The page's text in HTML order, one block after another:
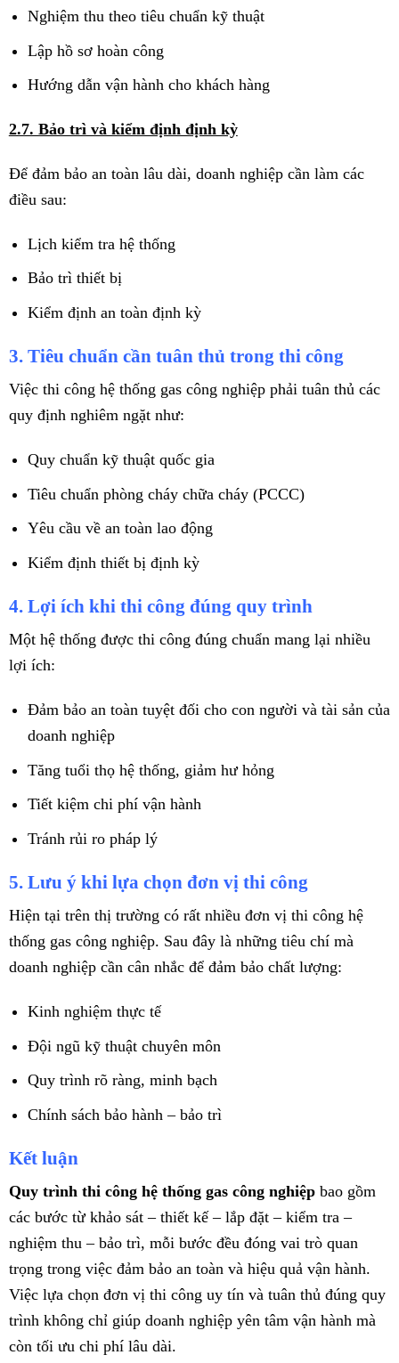
Nghiệm thu theo tiêu chuẩn kỹ thuật
Lập hồ sơ hoàn công
Hướng dẫn vận hành cho khách hàng
2.7. Bảo trì và kiểm định định kỳ
Để đảm bảo an toàn lâu dài, doanh nghiệp cần làm các
điều sau:
Lịch kiểm tra hệ thống
Bảo trì thiết bị
Kiểm định an toàn định kỳ
3. Tiêu chuẩn cần tuân thủ trong thi công
Việc thi công hệ thống gas công nghiệp phải tuân thủ các
quy định nghiêm ngặt như:
Quy chuẩn kỹ thuật quốc gia
Tiêu chuẩn phòng cháy chữa cháy (PCCC)
Yêu cầu về an toàn lao động
Kiểm định thiết bị định kỳ
4. Lợi ích khi thi công đúng quy trình
Một hệ thống được thi công đúng chuẩn mang lại nhiều
lợi ích:
Đảm bảo an toàn tuyệt đối cho con người và tài sản của
doanh nghiệp
Tăng tuổi thọ hệ thống, giảm hư hỏng
Tiết kiệm chi phí vận hành
Tránh rủi ro pháp lý
5. Lưu ý khi lựa chọn đơn vị thi công
Hiện tại trên thị trường có rất nhiều đơn vị thi công hệ
thống gas công nghiệp. Sau đây là những tiêu chí mà
doanh nghiệp cần cân nhắc để đảm bảo chất lượng:
Kinh nghiệm thực tế
Đội ngũ kỹ thuật chuyên môn
Quy trình rõ ràng, minh bạch
Chính sách bảo hành – bảo trì
Kết luận
Quy trình thi công hệ thống gas công nghiệpbao gồm
các bước từ khảo sát – thiết kế – lắp đặt – kiểm tra –
nghiệm thu – bảo trì, mỗi bước đều đóng vai trò quan
trọng trong việc đảm bảo an toàn và hiệu quả vận hành.
Việc lựa chọn đơn vị thi công uy tín và tuân thủ đúng quy
trình không chỉ giúp doanh nghiệp yên tâm vận hành mà
còn tối ưu chi phí lâu dài.